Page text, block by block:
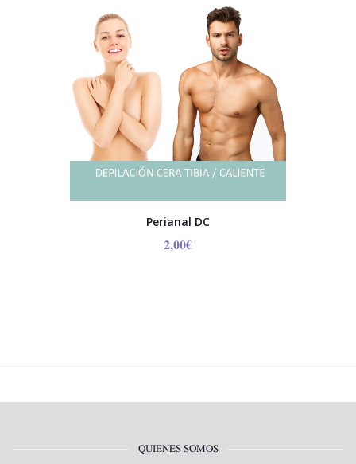
Perianal DC
2,00€
QUIENES SOMOS